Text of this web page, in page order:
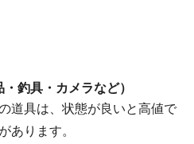
釣具・カメラなど）
道具は、 状態が良いと高値で
あります。